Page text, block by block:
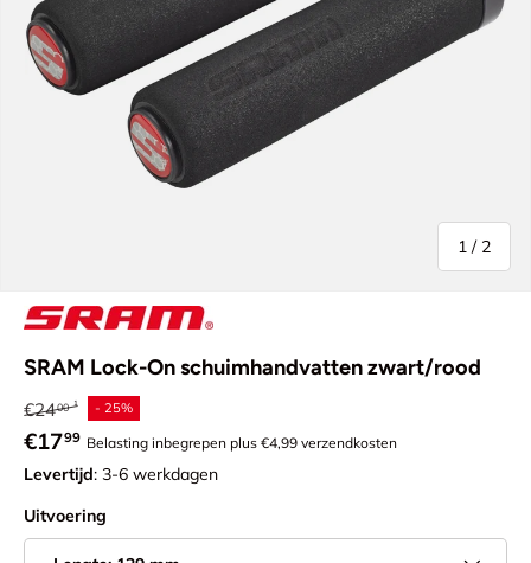
1 / van
2
SRAM Lock-On schuimhandvatten zwart/rood
Reguliere prijs
€2400 - 25%
Verkoopprijs
€1799 Belasting inbegrepen plus €4,99 verzendkosten
Levertijd: 3-6 werkdagen
Uitvoering